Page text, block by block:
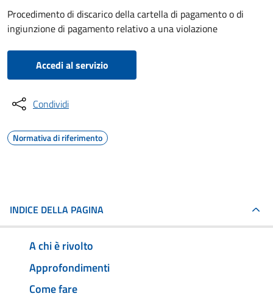
Procedimento di discarico della cartella di pagamento o di
ingiunzione di pagamento relativo a una violazione
Accedi al servizio
Condividi
Normativa di riferimento
INDICE DELLA PAGINA
A chi è rivolto
Approfondimenti
Come fare